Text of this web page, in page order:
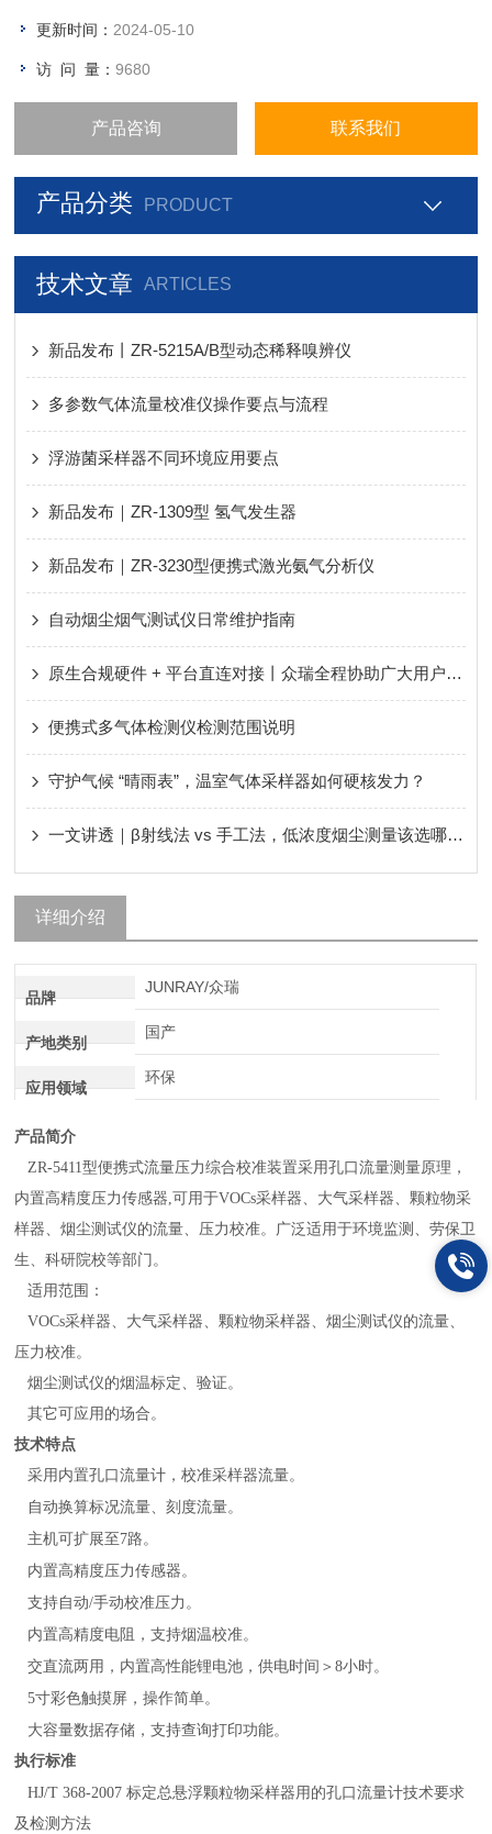
更新时间： 2024-05-10
访 问 量：9680
产品咨询 联系我们
产品分类 PRODUCT
技术文章 ARTICLES
新品发布丨ZR-5215A/B型动态稀释嗅辨仪
多参数气体流量校准仪操作要点与流程
浮游菌采样器不同环境应用要点
新品发布｜ZR-1309型 氢气发生器
新品发布｜ZR-3230型便携式激光氨气分析仪
自动烟尘烟气测试仪日常维护指南
原生合规硬件 + 平台直连对接丨众瑞全程协助广大用户轻松应对新规、顺利通过评审！
便携式多气体检测仪检测范围说明
守护气候 “晴雨表”，温室气体采样器如何硬核发力？
一文讲透｜β射线法 vs 手工法，低浓度烟尘测量该选哪种？
详细介绍
品牌
JUNRAY/众瑞
产地类别
国产
应用领域
环保
产品简介
ZR-5411型便携式流量压力综合校准装置采用孔口流量测量原理，
内置高精度压力传感器,可用于VOCs采样器、大气采样器、颗粒物采
样器、烟尘测试仪的流量、压力校准。广泛适用于环境监测、劳保卫
生、科研院校等部门。
适用范围：
VOCs采样器、大气采样器、颗粒物采样器、烟尘测试仪的流量、
压力校准。
烟尘测试仪的烟温标定、验证。
其它可应用的场合。
技术特点
采用内置孔口流量计，校准采样器流量。
自动换算标况流量、刻度流量。
主机可扩展至7路。
内置高精度压力传感器。
支持自动/手动校准压力。
内置高精度电阻，支持烟温校准。
交直流两用，内置高性能锂电池，供电时间＞8小时。
5寸彩色触摸屏，操作简单。
大容量数据存储，支持查询打印功能。
执行标准
HJ/T 368-2007 标定总悬浮颗粒物采样器用的孔口流量计技术要求
及检测方法